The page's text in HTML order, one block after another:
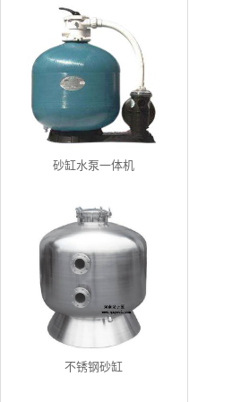
砂缸水泵一体机
不锈钢砂缸